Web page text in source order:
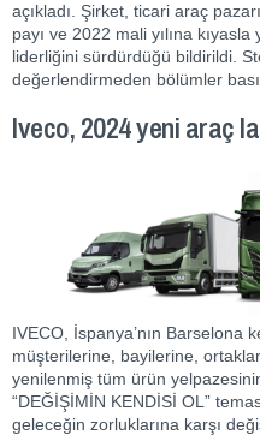
açıkladı. Şirket, ticari araç
payı ve 2022 mali yılına
liderliğini sürdürdüğü bildirildi.
değerlendirmeden bölümler
Iveco, 2024 yeni araç
IVECO, İspanya’nın Barselona
müşterilerine, bayilerine,
yenilenmiş tüm ürün
“DEĞİŞİMİN KENDİSİ OL”
geleceğin zorluklarına karşı